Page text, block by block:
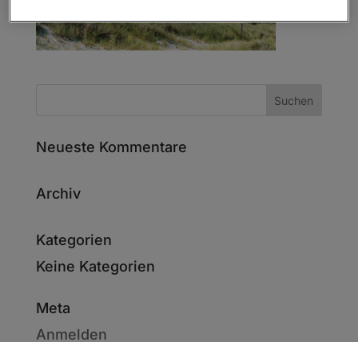
Neueste Kommentare
Archiv
Kategorien
Keine Kategorien
Meta
Anmelden